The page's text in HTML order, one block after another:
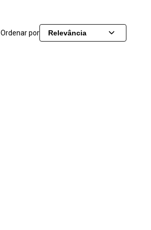
Ordenar por Relevância